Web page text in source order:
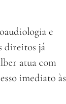
e
direitos já
atua com
imediato às